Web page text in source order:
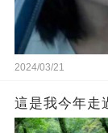
2024/03/21
這是我今年走